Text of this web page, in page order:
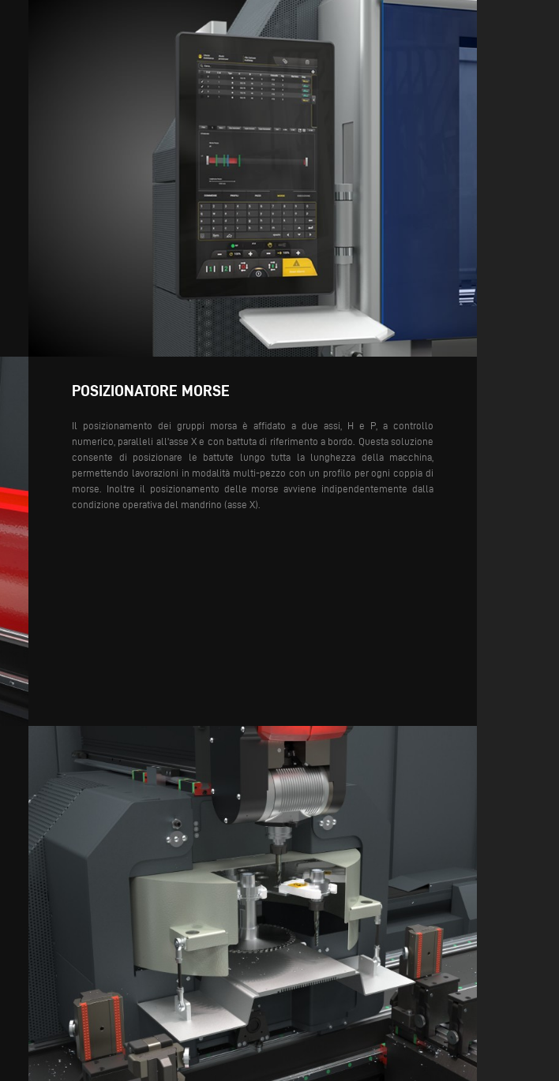
POSIZIONATORE MORSE
Il posizionamento dei gruppi morsa è affidato a due assi, H e P, a controllo
numerico, paralleli all'asse X e con battuta di riferimento a bordo. Questa soluzione
consente di posizionare le battute lungo tutta la lunghezza della macchina,
permettendo lavorazioni in modalità multi-pezzo con un profilo per ogni coppia di
morse. Inoltre il posizionamento delle morse avviene indipendentemente dalla
condizione operativa del mandrino (asse X).